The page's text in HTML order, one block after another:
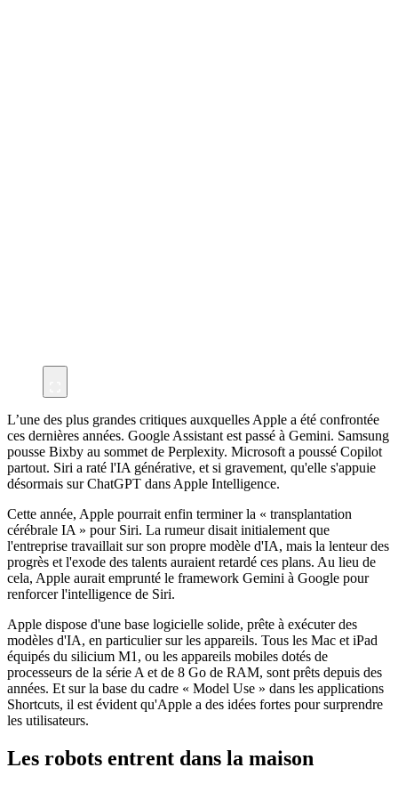
L’une des plus grandes critiques auxquelles Apple a été confrontée
ces dernières années. Google Assistant est passé à Gemini. Samsung
pousse Bixby au sommet de Perplexity. Microsoft a poussé Copilot
partout. Siri a raté l'IA générative, et si gravement, qu'elle s'appuie
désormais sur ChatGPT dans Apple Intelligence.
Cette année, Apple pourrait enfin terminer la « transplantation
cérébrale IA » pour Siri. La rumeur disait initialement que
l'entreprise travaillait sur son propre modèle d'IA, mais la lenteur des
progrès et l'exode des talents auraient retardé ces plans. Au lieu de
cela, Apple aurait emprunté le framework Gemini à Google pour
renforcer l'intelligence de Siri.
Apple dispose d'une base logicielle solide, prête à exécuter des
modèles d'IA, en particulier sur les appareils. Tous les Mac et iPad
équipés du silicium M1, ou les appareils mobiles dotés de
processeurs de la série A et de 8 Go de RAM, sont prêts depuis des
années. Et sur la base du cadre « Model Use » dans les applications
Shortcuts, il est évident qu'Apple a des idées fortes pour surprendre
les utilisateurs.
Les robots entrent dans la maison